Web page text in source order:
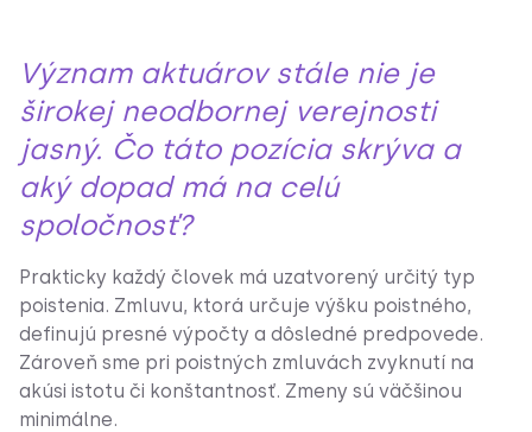
Význam aktuárov stále nie je
širokej neodbornej verejnosti
jasný. Čo táto pozícia skrýva a
aký dopad má na celú
spoločnosť?
Prakticky každý človek má uzatvorený určitý typ
poistenia. Zmluvu, ktorá určuje výšku poistného,
definujú presné výpočty a dôsledné predpovede.
Zároveň sme pri poistných zmluvách zvyknutí na
akúsi istotu či konštantnosť. Zmeny sú väčšinou
minimálne.